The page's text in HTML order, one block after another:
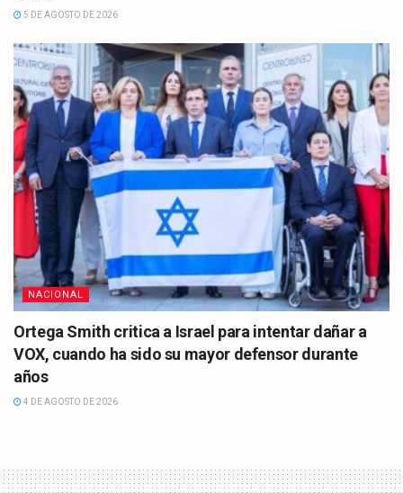
5 DE AGOSTO DE 2026
NACIONAL
Ortega Smith critica a Israel para intentar dañar a
VOX, cuando ha sido su mayor defensor durante
años
4 DE AGOSTO DE 2026